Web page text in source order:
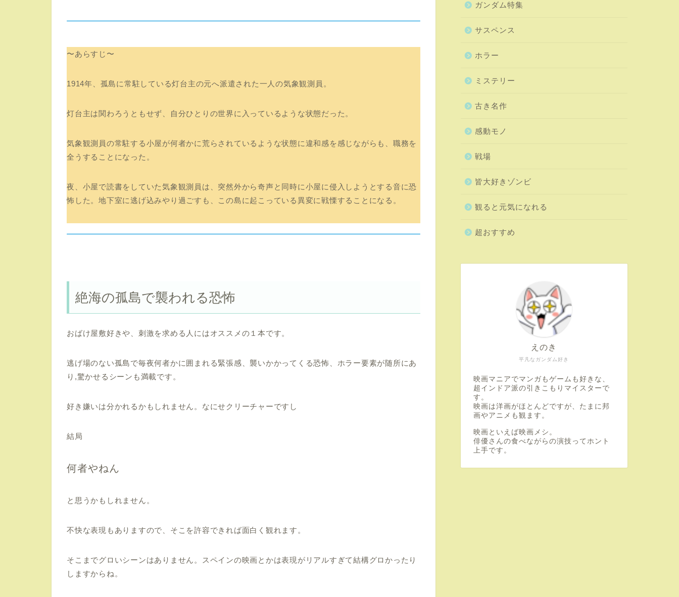
〜あらすじ〜
1914年、孤島に常駐している灯台主の元へ派遣された一人の気象観測員。
灯台主は関わろうともせず、自分ひとりの世界に入っているような状態だった。
気象観測員の常駐する小屋が何者かに荒らされているような状態に違和感を感じながらも、職務を
全うすることになった。
夜、小屋で読書をしていた気象観測員は、突然外から奇声と同時に小屋に侵入しようとする音に恐
怖した。地下室に逃げ込みやり過ごすも、この島に起こっている異変に戦慄することになる。
絶海の孤島で襲われる恐怖
おばけ屋敷好きや、刺激を求める人にはオススメの１本です。
逃げ場のない孤島で毎夜何者かに囲まれる緊張感、襲いかかってくる恐怖、ホラー要素が随所にあ
り,驚かせるシーンも満載です。
好き嫌いは分かれるかもしれません。なにせクリーチャーですし
結局
何者やねん
と思うかもしれません。
不快な表現もありますので、そこを許容できれば面白く観れます。
そこまでグロいシーンはありません。スペインの映画とかは表現がリアルすぎて結構グロかったり
しますからね。
ガンダム特集
サスペンス
ホラー
ミステリー
古き名作
感動モノ
戦場
皆大好きゾンビ
観ると元気になれる
超おすすめ
平凡なガンダム好き
えのき
映画マニアでマンガもゲームも好きな、
超インドア派の引きこもりマイスターで
す。
映画は洋画がほとんどですが、たまに邦
画やアニメも観ます。
映画といえば映画メシ。
俳優さんの食べながらの演技ってホント
上手です。